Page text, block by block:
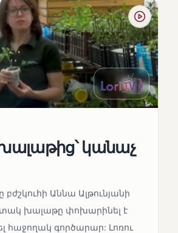
կանաչ
բժշկուհի Աննա Ալթունյանի
խալաթը փոխարինել է
հաջողակ գործարար: Լոռու